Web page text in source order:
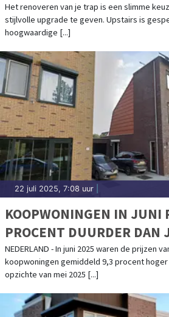
Het renoveren van je trap is een slimme
stijlvolle upgrade te geven. Upstairs is
hoogwaardige [...]
22 juli 2025, 7:08 uur
KOOPWONINGEN IN JUNI
PROCENT DUURDER DAN
NEDERLAND - In juni 2025 waren de prijzen
koopwoningen gemiddeld 9,3 procent hoger
opzichte van mei 2025 [...]